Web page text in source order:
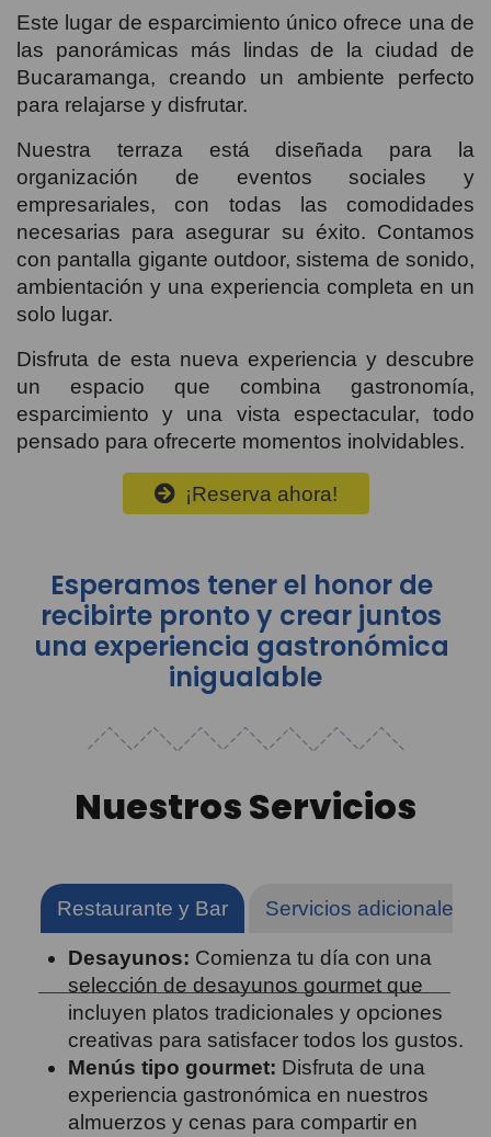
Este lugar de esparcimiento único ofrece una de
las panorámicas más lindas de la ciudad de
Bucaramanga, creando un ambiente perfecto
para relajarse y disfrutar.
Nuestra terraza está diseñada para la
organización de eventos sociales y
empresariales, con todas las comodidades
necesarias para asegurar su éxito. Contamos
con pantalla gigante outdoor, sistema de sonido,
ambientación y una experiencia completa en un
solo lugar.
Disfruta de esta nueva experiencia y descubre
un espacio que combina gastronomía,
esparcimiento y una vista espectacular, todo
pensado para ofrecerte momentos inolvidables.
¡Reserva ahora!
Esperamos tener el honor de
recibirte pronto y crear juntos
una experiencia gastronómica
inolvidable
Nuestros Servicios
Restaurante y Bar Servicios adicionales
Desayunos: Comienza tu día con una
selección de desayunos gourmet que
incluyen platos tradicionales y opciones
creativas para satisfacer todos los gustos.
Menús tipo gourmet: Disfruta de una
experiencia gastronómica en nuestros
almuerzos y cenas para compartir en